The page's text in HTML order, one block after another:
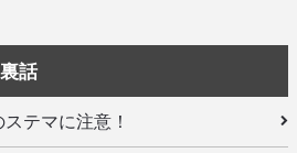
話
テマに注意！